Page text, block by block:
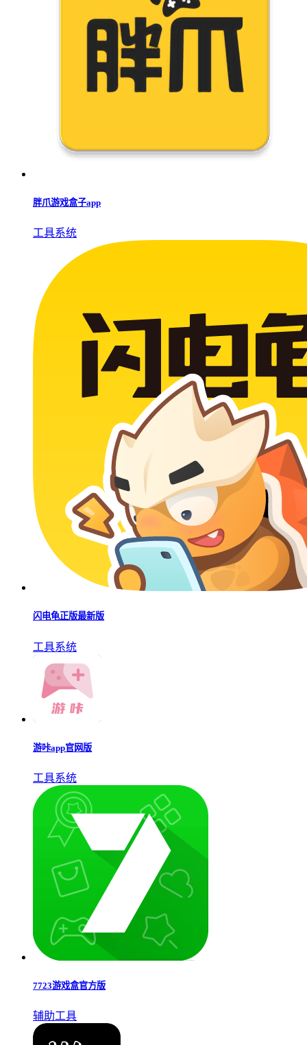
胖爪游戏盒子app
工具系统
闪电龟正版最新版
工具系统
游咔app官网版
工具系统
7723游戏盒官方版
辅助工具